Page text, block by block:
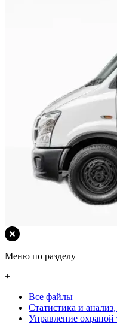
Меню по разделу
+
Все файлы
Статистика и
Управление охраной